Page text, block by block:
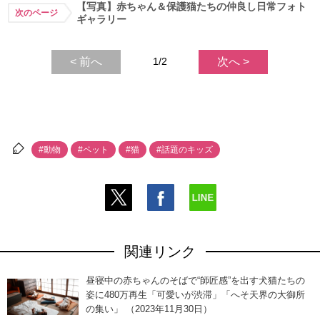
次のページ
【写真】赤ちゃん＆保護猫たちの仲良し日常フォト
ギャラリー
< 前へ 1/2 次へ >
#動物 #ペット #猫 #話題のキッズ
関連リンク
昼寝中の赤ちゃんのそばで“師匠感”を出す犬猫たちの
姿に480万再生「可愛いが渋滞」「へそ天界の大御所
の集い」 （2023年11月30日）